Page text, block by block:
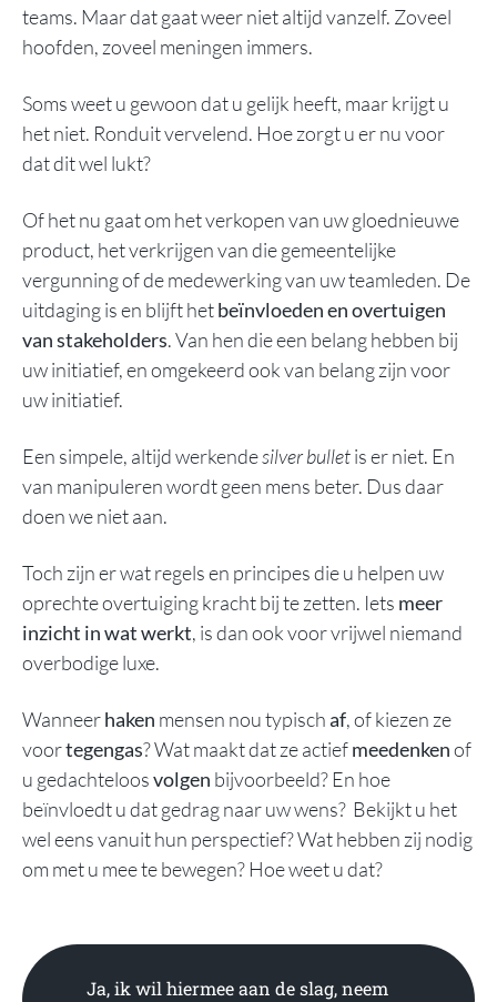
teams. Maar dat gaat weer niet altijd vanzelf. Zoveel
hoofden, zoveel meningen immers.
Soms weet u gewoon dat u gelijk heeft, maar krijgt u
het niet. Ronduit vervelend. Hoe zorgt u er nu voor
dat dit wel lukt?
Of het nu gaat om het verkopen van uw gloednieuwe
product, het verkrijgen van die gemeentelijke
vergunning of de medewerking van uw teamleden. De
uitdaging is en blijft hetbeïnvloeden en overtuigen
vanstakeholders. Van hen die een belang hebben bij
uw initiatief, en omgekeerd ook van belang zijn voor
uw initiatief.
Een simpele, altijd werkendesilver bulletis er niet. En
van manipuleren wordt geen mens beter. Dus daar
doen we niet aan.
Toch zijn er wat regels en principes die u helpen uw
oprechte overtuiging kracht bij te zetten. Iets meer
inzicht in wat werkt, is dan ook voor vrijwel niemand
overbodige luxe.
Wanneerhaken mensen nou typischaf, of kiezen ze
voortegengas? Wat maakt dat ze actiefmeedenkenof
u gedachteloosvolgen bijvoorbeeld? En hoe
beïnvloedt u dat gedrag naar uw wens? Bekijkt u het
wel eens vanuit hun perspectief? Wat hebben zij nodig
om met u mee te bewegen? Hoe weet u dat?
Ja, ik wil hiermee aan de slag, neem